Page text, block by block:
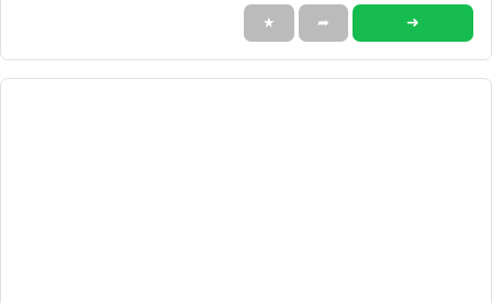
★ ➦ ➜